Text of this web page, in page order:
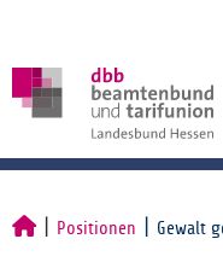
Positionen Gewalt